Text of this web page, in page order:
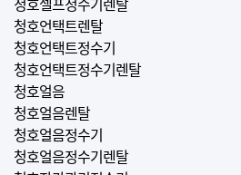
청호언택트렌탈
청호언택트정수기
청호언택트정수기렌탈
청호얼음
청호얼음렌탈
청호얼음정수기
청호얼음정수기렌탈